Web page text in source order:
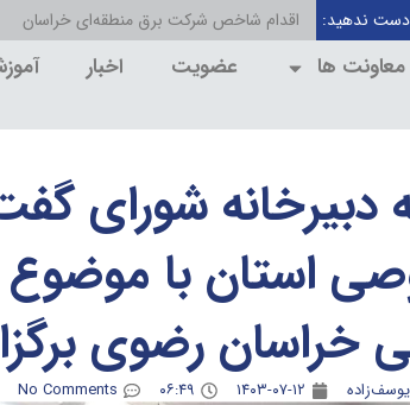
دست ندهید: اقدام شاخص شرکت برق منطقه‌ای خراسان
معاونت ها عضویت اخبار
دبیرخانه شورای
استان با موضوع
خراسان رضوی
۱۴۰۳-۰۷-۱۲ ۰۶:۴۹ No Comments